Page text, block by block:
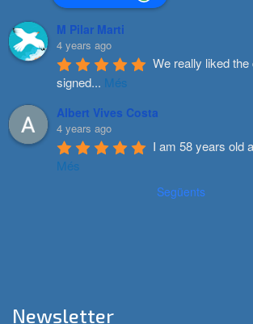
M Pilar Marti
4 years ago
We really liked
signed... Més
Albert Vives Costa
4 years ago
I am 58 years old
Més
Següents
Newsletter